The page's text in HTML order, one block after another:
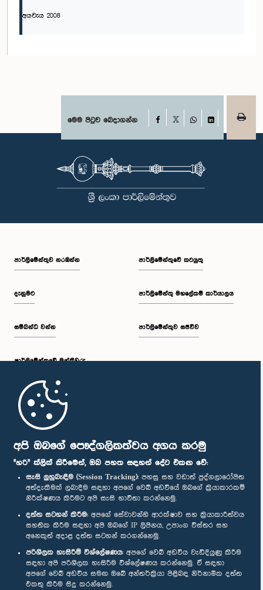
අපි ඔබගේ පෞද්ගලිකත්වය අගය කරමු
"හරි" ක්ලික් කිරීමෙන්, ඔබ පහත සඳහන් දේට එකඟ වේ:
සැසි ලුහුබැඳීම (Session Tracking): පහසු සහ වඩාත් පුද්ගලාරෝපිත
අත්දැකීමක් ලබාදීම සඳහා අපගේ වෙබ් අඩවියේ ඔබගේ ක්‍රියාකාරකම්
නිරීක්ෂණය කිරීමට අපි සැසි භාවිතා කරන්නෙමු.
දත්ත සටහන් කිරීම: අපගේ සේවාවන්හි ආරක්ෂාව සහ ක්‍රියාකාරීත්වය
සහතික කිරීම සඳහා අපි ඔබගේ IP ලිපිනය, උපාංග විස්තර සහ
අනෙකුත් අදාළ දත්ත සටහන් කරගන්නෙමු.
පරිශීලක හැසිරීම් විශ්ලේෂණය: අපගේ වෙබ් අඩවිය වැඩිදියුණු කිරීම
සඳහා අපි පරිශීලක හැසිරීම විශ්ලේෂණය කරන්නෙමු. ඒ සඳහා
අපගේ වෙබ් අඩවිය සමඟ ඔබේ අන්තර්ක්‍රියා පිළිබඳ නිර්නාමික දත්ත
එකතු කිරීම සිදු කරන්නෙමු.
අයවැය 2008
මෙම පිටුව බෙදාගන්න Facebook
WhatsAppLinkedIn
පාර්ලි‌මේන්තුව නරඹන්න
දැනුමට
සම්බන්ධ වන්න
පාර්ලි‌මේන්තුවේ මන්ත්‍රීවරු
මුල් පිටුව
පාර්ලිමේන්තුවේ කටයුතු
පාර්ලිමේන්තු මහලේකම් කාර්යාලය
පාර්ලිමේන්තුව සජීවීව
පාර්ලිමේන්තු ජංගම යෙදුම
අප හා සම්බන්ධ වී සිටින්න :
සම්මාන
පෞද්ගලිකත්ව ප්‍රතිපත්තිය